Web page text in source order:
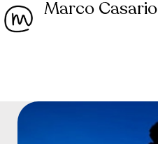
Marco Casario